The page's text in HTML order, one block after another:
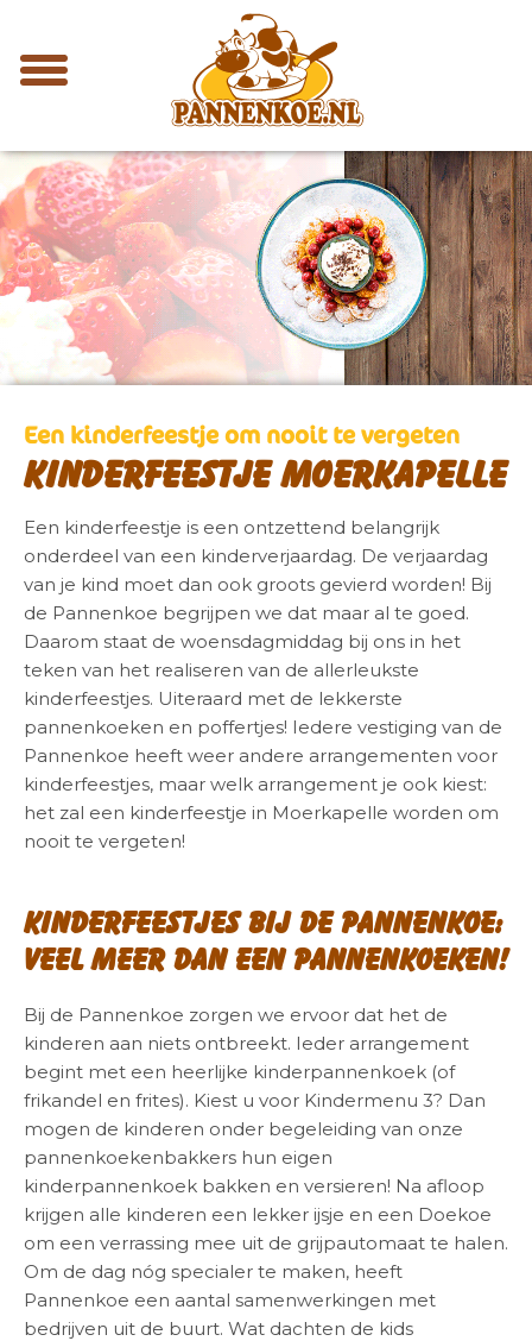
Een kinderfeestje om nooit te vergeten
Kinderfeestje Moerkapelle
Een kinderfeestje is een ontzettend belangrijk
onderdeel van een kinderverjaardag. De verjaardag
van je kind moet dan ook groots gevierd worden! Bij
de Pannenkoe begrijpen we dat maar al te goed.
Daarom staat de woensdagmiddag bij ons in het
teken van het realiseren van de allerleukste
kinderfeestjes. Uiteraard met de lekkerste
pannenkoeken en poffertjes! Iedere vestiging van de
Pannenkoe heeft weer andere arrangementen voor
kinderfeestjes, maar welk arrangement je ook kiest:
het zal een kinderfeestje in Moerkapelle worden om
nooit te vergeten!
Kinderfeestjes bij de Pannenkoe:
veel meer dan een pannenkoeken!
Bij de Pannenkoe zorgen we ervoor dat het de
kinderen aan niets ontbreekt. Ieder arrangement
begint met een heerlijke kinderpannenkoek (of
frikandel en frites). Kiest u voor Kindermenu 3? Dan
mogen de kinderen onder begeleiding van onze
pannenkoekenbakkers hun eigen
kinderpannenkoek bakken en versieren! Na afloop
krijgen alle kinderen een lekker ijsje en een Doekoe
om een verrassing mee uit de grijpautomaat te halen.
Om de dag nóg specialer te maken, heeft
Pannenkoe een aantal samenwerkingen met
bedrijven uit de buurt. Wat dachten de kids